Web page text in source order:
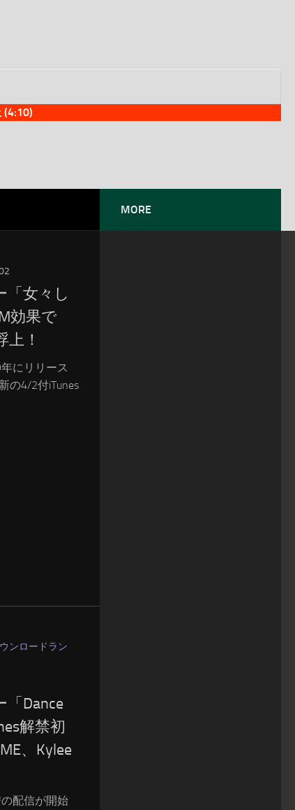
(4:10)
「女々し
効果で
上！
にリリース
の4/2付iTunes
ンロードラン
Dance
解禁初
、Kylee
配信が開始
MORE